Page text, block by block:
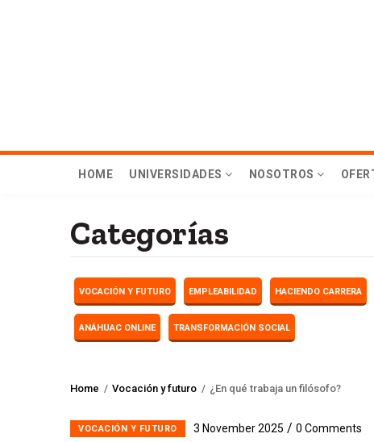
Menú
principal
Hub
HOME UNIVERSIDADES NOSOTROS
Categorías
VOCACIÓN Y FUTURO EMPLEABILIDAD HACIENDO CARRERA
ANÁHUAC ONLINE TRANSFORMACIÓN SOCIAL
Breadcrumb
Home / Vocación y futuro / ¿En qué trabaja un filósofo?
VOCACIÓN Y FUTURO 3 November 2025 / 0 Comments